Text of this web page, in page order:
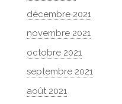
décembre 2021
novembre 2021
octobre 2021
septembre 2021
août 2021